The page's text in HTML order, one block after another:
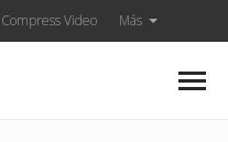
Compress Video Más